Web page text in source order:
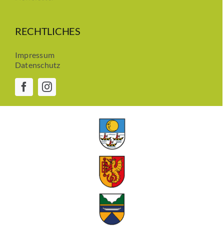
RECHTLICHES
Impressum
Datenschutz